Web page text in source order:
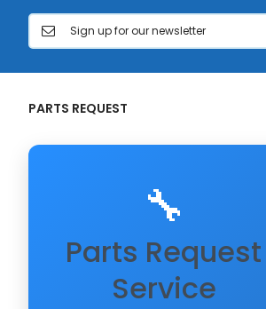
PARTS REQUEST
🔧
Parts Request
Service